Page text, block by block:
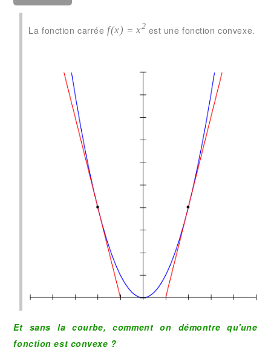
La fonction carrée f(x) = x2 est une fonction convexe.
Et sans la courbe, comment on démontre qu'une
fonction est convexe ?